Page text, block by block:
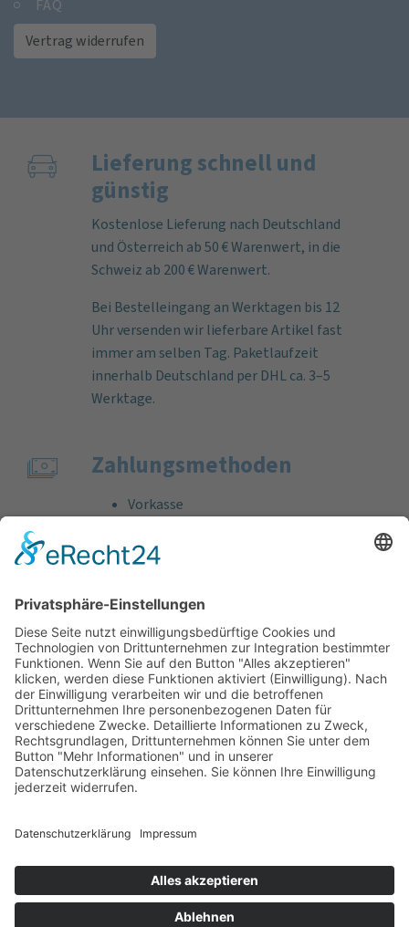
FAQ
Vertrag widerrufen
Lieferung schnell und
günstig
Kostenlose Lieferung nach Deutschland
und Österreich ab 50 € Warenwert, in die
Schweiz ab 200 € Warenwert.
Bei Bestelleingang an Werktagen bis 12
Uhr versenden wir lieferbare Artikel fast
immer am selben Tag. Paketlaufzeit
innerhalb Deutschland per DHL ca. 3–5
Werktage.
Zahlungs­methoden
Vorkasse
Bankeinzug
Kreditkarte (VISA & MasterCard)
Support
Kostenlose Beratung vor und nach dem
Kauf!
Qualität